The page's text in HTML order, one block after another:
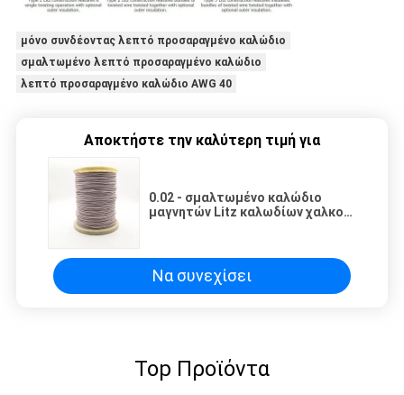
μόνο συνδέοντας λεπτό προσαραγμένο καλώδιο
σμαλτωμένο λεπτό προσαραγμένο καλώδιο
λεπτό προσαραγμένο καλώδιο AWG 40
Αποκτήστε την καλύτερη τιμή για
0.02 - σμαλτωμένο καλώδιο
μαγνητών Litz καλωδίων χαλκού
Να συνεχίσει
Top Προϊόντα